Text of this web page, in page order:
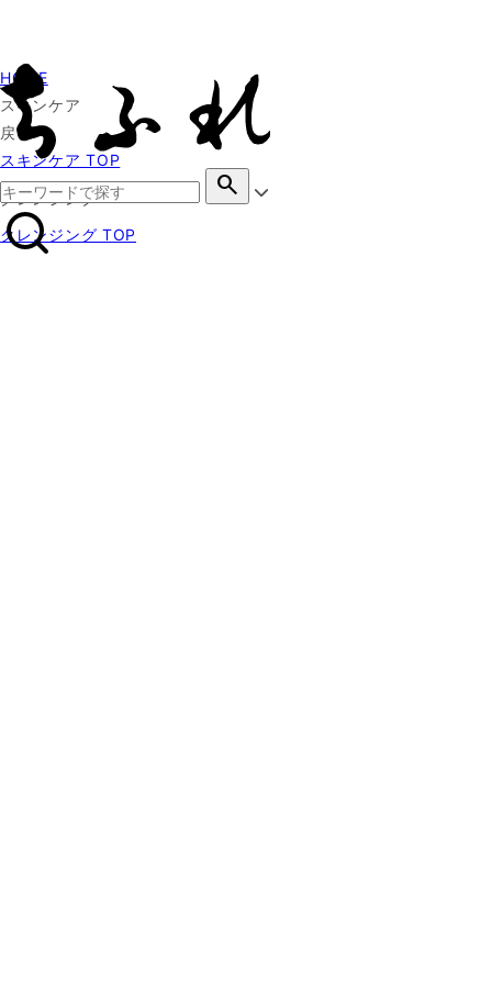
search
HOME
スキンケア
戻る
スキンケア TOP
クレンジング
クレンジング TOP